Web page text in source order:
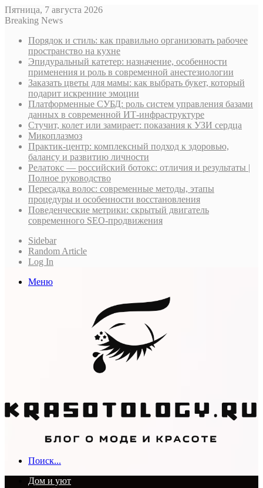
Пятница, 7 августа 2026
Breaking News
Порядок и стиль: как правильно организовать рабочее
пространство на кухне
Эпидуральный катетер: назначение, особенности
применения и роль в современной анестезиологии
Заказать цветы для мамы: как выбрать букет, который
подарит искренние эмоции
Платформенные СУБД: роль систем управления базами
данных в современной ИТ-инфраструктуре
Стучит, колет или замирает: показания к УЗИ сердца
Микоплазмоз
Практик-центр: комплексный подход к здоровью,
балансу и развитию личности
Релатокс — российский ботокс: отличия и результаты |
Полное руководство
Пересадка волос: современные методы, этапы
процедуры и особенности восстановления
Поведенческие метрики: скрытый двигатель
современного SEO-продвижения
Sidebar
Random Article
Log In
Меню
Поиск...
Дом и уют